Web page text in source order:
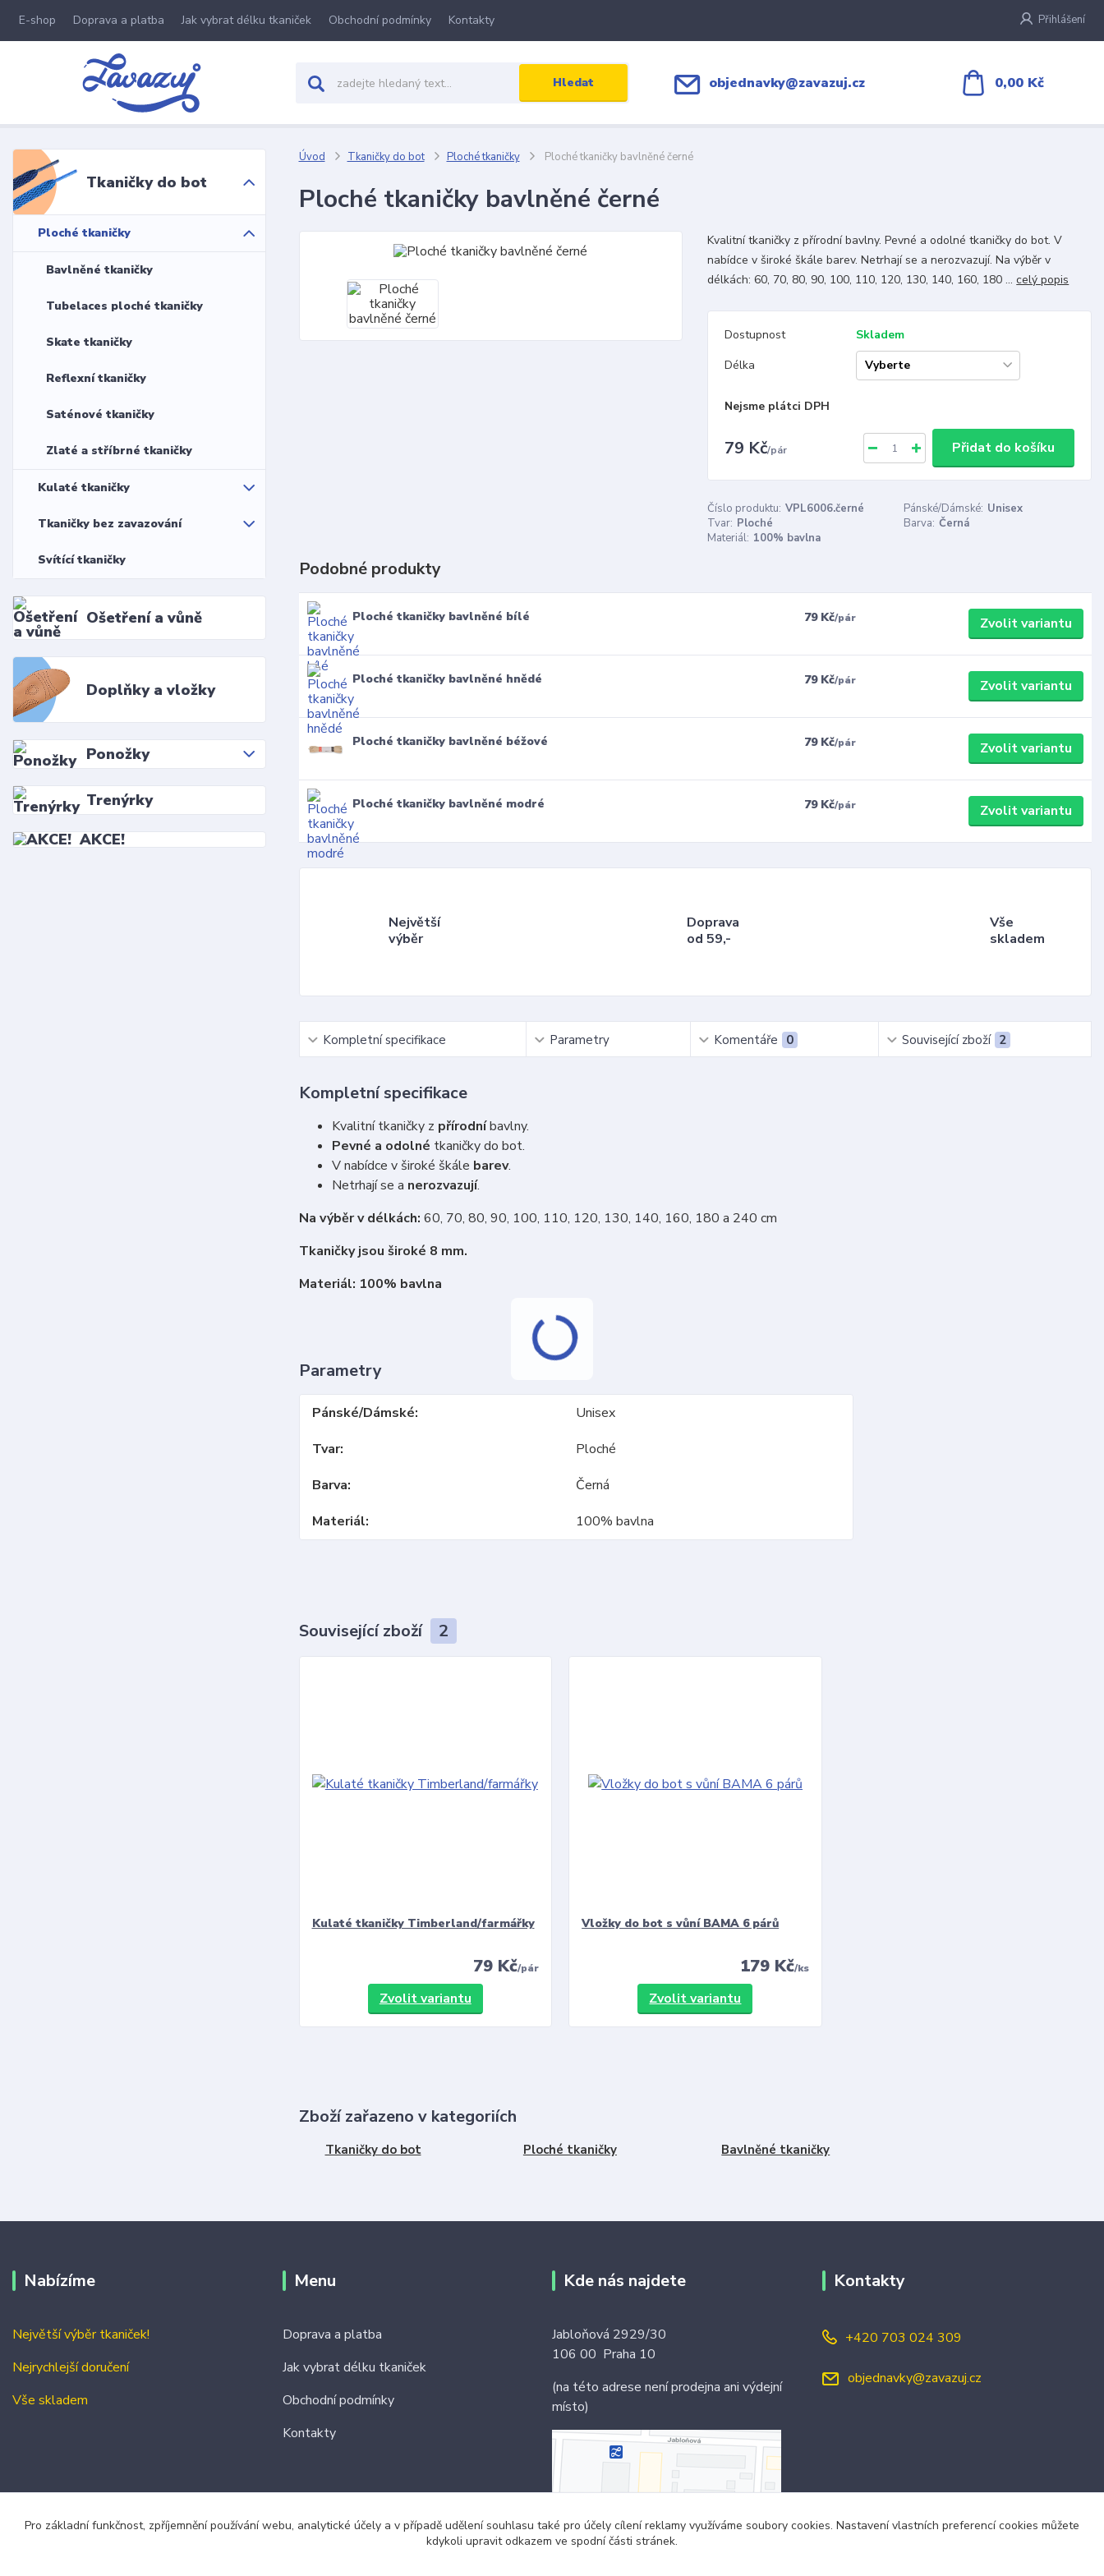
E-shop Doprava a platba Jak vybrat délku tkaniček Obchodní podmínky Kontakty Přihlášení
Hledat objednavky@zavazuj.cz 0,00 Kč
Tkaničky do bot
Ploché tkaničky
Bavlněné tkaničky
Tubelaces ploché tkaničky
Skate tkaničky
Reflexní tkaničky
Saténové tkaničky
Zlaté a stříbrné tkaničky
Kulaté tkaničky
Tkaničky bez zavazování
Svítící tkaničky
Ošetření a vůně
Doplňky a vložky
Ponožky
Trenýrky
AKCE!
Úvod Tkaničky do bot Ploché tkaničky Ploché tkaničky bavlněné černé
Ploché tkaničky bavlněné černé
Kvalitní tkaničky z přírodní bavlny. Pevné a odolné tkaničky do bot. V
nabídce v široké škále barev. Netrhají se a nerozvazují. Na výběr v
délkách: 60, 70, 80, 90, 100, 110, 120, 130, 140, 160, 180 ...celý popis
Dostupnost
Skladem
Délka
Nejsme plátci DPH
79 Kč/pár Přidat do košíku
Číslo produktu: VPL6006.černé Pánské/Dámské: Unisex
Tvar: Ploché Barva: Černá
Materiál: 100% bavlna
Podobné produkty
Ploché tkaničky bavlněné bílé 79 Kč/pár Zvolit variantu
Ploché tkaničky bavlněné hnědé 79 Kč/pár Zvolit variantu
Ploché tkaničky bavlněné béžové 79 Kč/pár Zvolit variantu
Ploché tkaničky bavlněné modré 79 Kč/pár Zvolit variantu
Největší
výběr
Doprava
od 59,-
Vše
skladem
Kompletní specifikace Parametry Komentáře 0 Související zboží 2
Kompletní specifikace
Kvalitní tkaničky z přírodníbavlny.
Pevné a odolné tkaničky do bot.
V nabídce v široké škále barev.
Netrhají se a nerozvazují.
Na výběr v délkách: 60, 70, 80, 90, 100, 110, 120, 130, 140, 160, 180 a 240 cm
Tkaničky jsou široké 8 mm.
Materiál: 100% bavlna
Parametry
Pánské/Dámské
Unisex
Tvar
Ploché
Barva
Černá
Materiál
100% bavlna
Související zboží 2
Kulaté tkaničky Timberland/farmářky
79 Kč/pár
Zvolit variantu
Vložky do bot s vůní BAMA 6 párů
179 Kč/ks
Zvolit variantu
Zboží zařazeno v kategoriích
Tkaničky do bot Ploché tkaničky Bavlněné tkaničky
Nabízíme
Největší výběr tkaniček!
Nejrychlejší doručení
Vše skladem
Menu
Doprava a platba
Jak vybrat délku tkaniček
Obchodní podmínky
Kontakty
Kde nás najdete
Jabloňová 2929/30
106 00 Praha 10
(na této adrese není prodejna ani výdejní
místo)
Kontakty
+420 703 024 309
objednavky@zavazuj.cz
Pro základní funkčnost, zpříjemnění používání webu, analytické účely a v případě udělení souhlasu také pro účely cílení reklamy využíváme soubory cookies. Nastavení vlastních preferencí cookies můžete
kdykoli upravit odkazem ve spodní části stránek.